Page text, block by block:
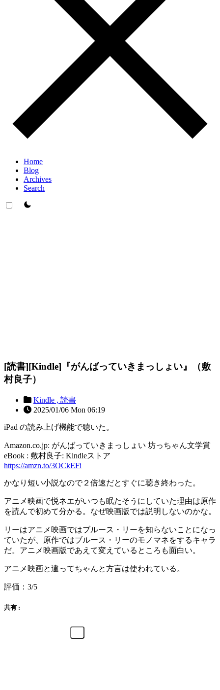
Home
Blog
Archives
Search
theme switcher
[読書][Kindle]『がんばっていきまっしょい』（敷
村良子）
Kindle , 読書
2025/01/06 Mon 06:19
iPad の読み上げ機能で聴いた。
Amazon.co.jp: がんばっていきまっしょい 坊っちゃん文学賞
eBook : 敷村良子: Kindleストア
https://amzn.to/3OCkEFi
かなり短い小説なので２倍速だとすぐに聴き終わった。
アニメ映画で悦ネエがいつも眠たそうにしていた理由は原作
を読んで初めて分かる。なぜ映画版では説明しないのかな。
リーはアニメ映画ではブルース・リーを知らないことになっ
ていたが、原作ではブルース・リーのモノマネをするキャラ
だ。アニメ映画版であえて変えているところも面白い。
アニメ映画と違ってちゃんと方言は使われている。
評価：3/5
共有 :